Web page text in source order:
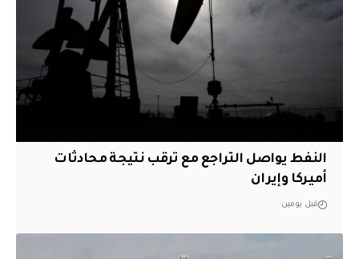
النفط يواصل التراجع مع ترقب نتيجة محادثات
أميركا وإيران
قبل يومين